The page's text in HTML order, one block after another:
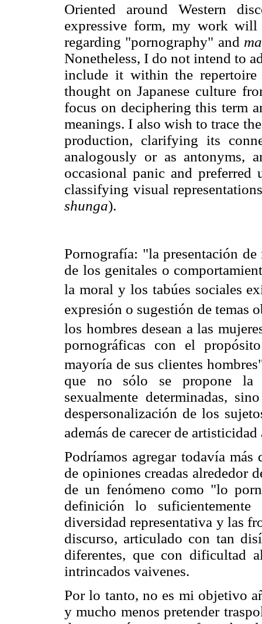
Oriented around Western
expressive form, my work
regarding "pornography" and
Nonetheless, I do not intend to
include it within the
thought on Japanese culture
focus on deciphering this term
meanings. I also wish to trace
production, clarifying its
analogously or as antonyms,
occasional panic and
classifying visual
shunga).
Pornografía: "la presentación
de los genitales o
la moral y los tabúes sociales
expresión o sugestión de temas
los hombres desean a las
pornográficas con el
mayoría de sus clientes
que no sólo se propone la
sexualmente determinadas,
despersonalización de los
además de carecer de
Podríamos agregar todavía
de opiniones creadas alrededor
de un fenómeno como "lo
definición lo
diversidad representativa y las
discurso, articulado con tan
diferentes, que con dificultad
intrincados vaivenes.
Por lo tanto, no es mi objetivo
y mucho menos pretender